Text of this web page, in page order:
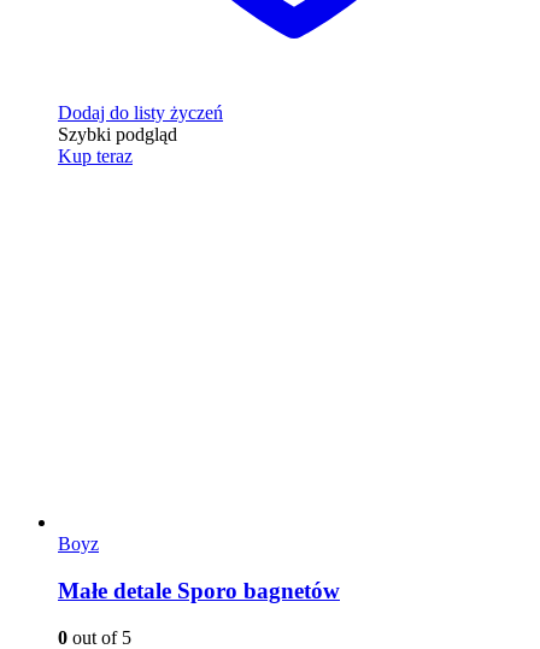
Dodaj do listy życzeń
Szybki podgląd
Kup teraz
Boyz
Małe detale Sporo bagnetów
0 out of 5